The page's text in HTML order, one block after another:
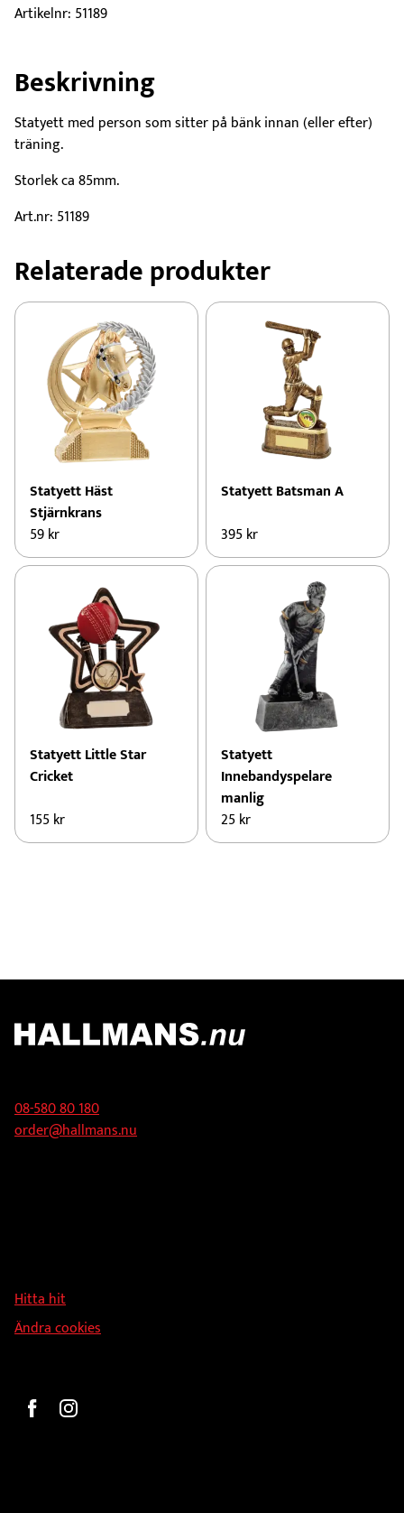
Artikelnr: 51189
Beskrivning
Statyett med person som sitter på bänk innan (eller efter)
träning.
Storlek ca 85mm.
Art.nr: 51189
Relaterade produkter
Statyett Häst
Stjärnkrans
59kr
Statyett Batsman A
395kr
Statyett Little Star
Cricket
155kr
Statyett
Innebandyspelare
manlig
25kr
08-580 80 180
order@hallmans.nu
Hitta hit
Ändra cookies